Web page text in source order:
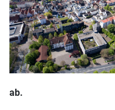
ab.